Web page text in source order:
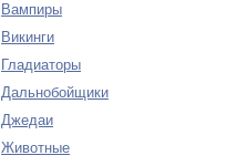
Вампиры
Викинги
Гладиаторы
Дальнобойщики
Джедаи
Животные